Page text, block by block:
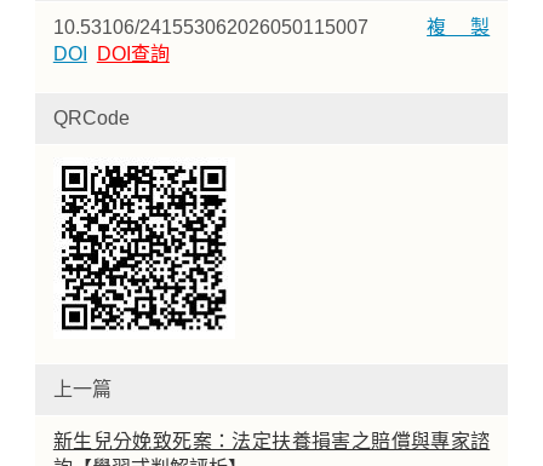
10.53106/241553062026050115007複製
DOI
DOI查詢
QRCode
上一篇
新生兒分娩致死案：法定扶養損害之賠償與專家諮